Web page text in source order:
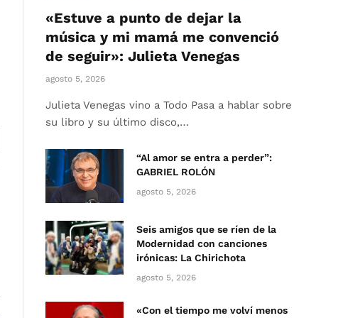
«Estuve a punto de dejar la
música y mi mamá me convenció
de seguir»: Julieta Venegas
agosto 5, 2026
Julieta Venegas vino a Todo Pasa a hablar sobre
su libro y su último disco,…
“Al amor se entra a perder”:
GABRIEL ROLÓN
agosto 5, 2026
Seis amigos que se ríen de la
Modernidad con canciones
irónicas: La Chirichota
agosto 5, 2026
«Con el tiempo me volví menos